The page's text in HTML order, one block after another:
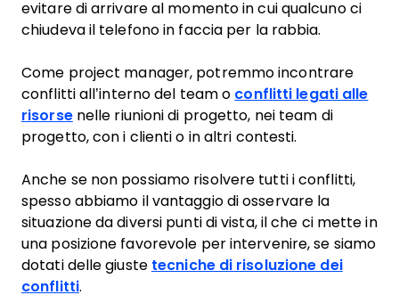
evitare di arrivare al momento in cui qualcuno ci
chiudeva il telefono in faccia per la rabbia.
Come project manager, potremmo incontrare
conflitti all’interno del team o conflitti legati alle
risorsenelle riunioni di progetto, nei team di
progetto, con i clienti o in altri contesti.
Anche se non possiamo risolvere tutti i conflitti,
spesso abbiamo il vantaggio di osservare la
situazione da diversi punti di vista, il che ci mette in
una posizione favorevole per intervenire, se siamo
dotati delle giuste tecniche di risoluzione dei
conflitti.